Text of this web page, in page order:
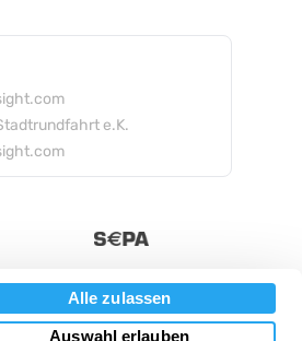
Alle zulassen
Auswahl erlauben
e.K.